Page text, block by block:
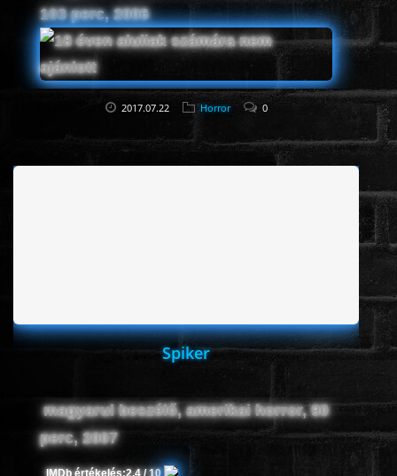
103 perc, 2006
2017.07.22 Horror 0
Spiker
magyarul beszélő, amerikai horror, 90
perc, 2007